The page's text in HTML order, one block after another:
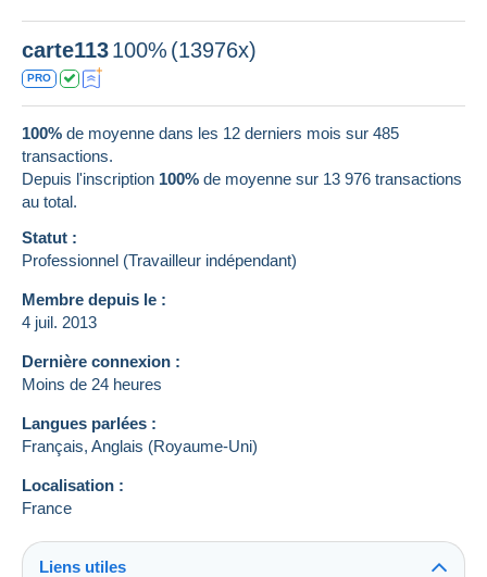
carte113100% (13976x)
PRO
100% de moyenne dans les 12 derniers mois sur 485
transactions.
Depuis l'inscription 100% de moyenne sur 13 976 transactions
au total.
Statut :
Professionnel (Travailleur indépendant)
Membre depuis le :
4 juil. 2013
Dernière connexion :
Moins de 24 heures
Langues parlées :
Français, Anglais (Royaume-Uni)
Localisation :
France
Liens utiles